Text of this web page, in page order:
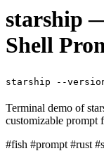
starship
Shell
starship --
Terminal demo of
customizable prompt
#fish #prompt #rust